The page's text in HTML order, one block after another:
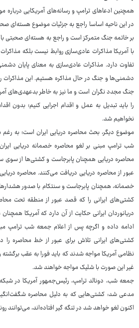
همچنین ادعاهای ترامپ و رسانه‌های آمریکایی
در این ناحیه اساسا راجع به جزئیات موضوع هسته‌ای
بر خاتمه جنگ متمرکز است و راجع به هسته‌ای صحبتی
با آمریکا مذاکرات عادی‌سازی روابط نیست بلکه
تفاوت دارد. مذاکرات عادی‌سازی به معنای پایان
دشمنی‌ها و جنگ در حال مذاکره هستیم. این
جنگ مجدد نگران است و ما نیز به خاطر بدعهدی‌های
را باید تبدیل به عمل و اقدام اجرایی کنیم؛ بدون
نخواهیم شد.
موضوع دیگر، بحث محاصره دریایی ایران است؛ به
شب ترامپ مبنی بر لغو محاصره خصمانه دریایی
محاصره دریایی همچنان پابرجاست و کشتی‌ها از سوی
عبور از محاصره دریایی دریافت می‌کنند. محاصره
خصمانه، همچنان پابرجاست و سنتکام با صدور
کشتی‌های ایرانی را که قصد عبور از منطقه تحت
دریانوردان ایرانی حکایت از آن دارد که آمریکا
ادامه داده و اگرچه پس از اعلام جمعه شب ترامپ
کشتی‌های ایرانی تلاش برای عبور از خط محاصره را
نظامی آمریکا مواجه شدند که باید فورا به عقب
غیر این صورت با شلیک مواجه خواهند شد.
جمعه شب، دونالد ترامپ، رئیس‌جمهور آمریکا در
مدعی شد: کشتی‌هایی که به دلیل محاصره
اکنون لغو خواهد شد در تنگه گیر افتاده‌اند، می‌توانند